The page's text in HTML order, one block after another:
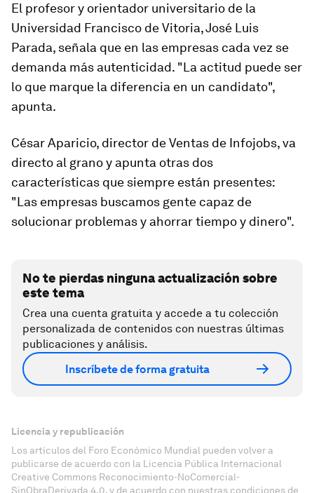
El profesor y orientador universitario de la
Universidad Francisco de Vitoria, José Luis
Parada, señala que en las empresas cada vez se
demanda más autenticidad. "La actitud puede ser
lo que marque la diferencia en un candidato",
apunta.
César Aparicio, director de Ventas de Infojobs, va
directo al grano y apunta otras dos
características que siempre están presentes:
"Las empresas buscamos gente capaz de
solucionar problemas y ahorrar tiempo y dinero".
No te pierdas ninguna actualización sobre
este tema
Crea una cuenta gratuita y accede a tu colección
personalizada de contenidos con nuestras últimas
publicaciones y análisis.
Inscríbete de forma gratuita
Licencia y republicación
Los artículos del Foro Económico Mundial pueden volver a
publicarse de acuerdo con la Licencia Pública Internacional
Creative Commons Reconocimiento-NoComercial-
SinObraDerivada 4.0, y de acuerdo con nuestras condiciones de